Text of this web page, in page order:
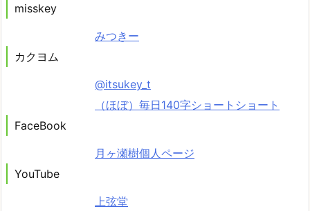
misskey
みつきー
カクヨム
@itsukey_t
（ほぼ）毎日140字ショートショート
FaceBook
月ヶ瀬樹個人ページ
YouTube
上弦堂